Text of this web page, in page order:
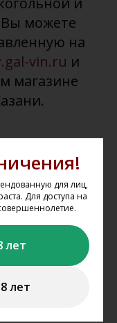
для лиц,
Для доступа на
лет
лет
можете
на
vin.ru и
магазине
каталоге сайта,
свой заказ.